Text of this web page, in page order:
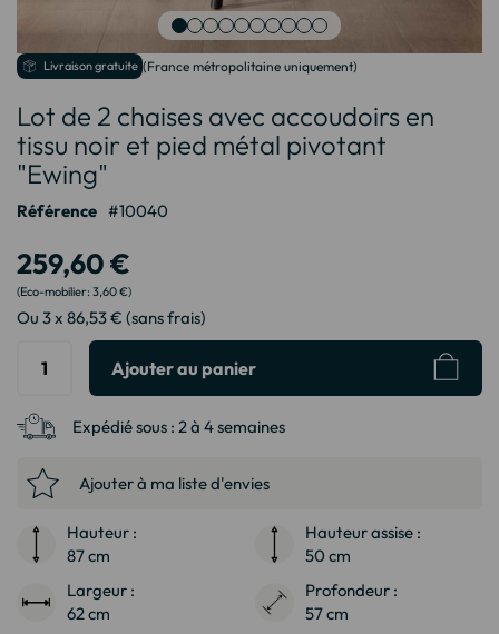
Passer
début
de
la
Galerie
d’images
Livraison gratuite (France métropolitaine uniquement)
Lot de 2 chaises avec accoudoirs en
tissu noir et pied métal pivotant
"Ewing"
Référence 10040
259,60 €
3,60 €
Ou 3 x 86,53 € (sans frais)
Ajouter au panier
Expédié sous : 2 à 4 semaines
Ajouter à ma liste d'envies
Hauteur :
87 cm
Hauteur assise :
50 cm
Largeur :
62 cm
Profondeur :
57 cm